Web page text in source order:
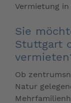
Vermietung in
Sie
Stuttgart
Ob
Natur